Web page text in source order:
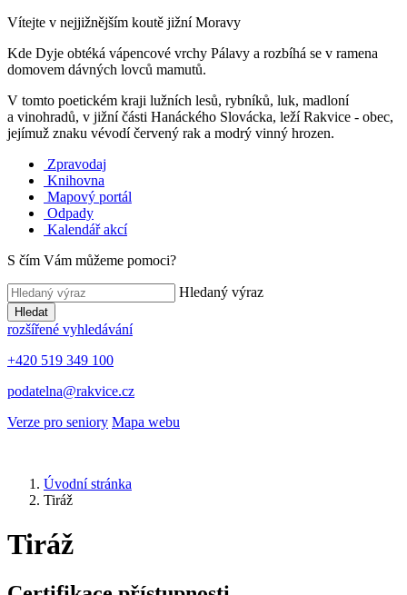
Vítejte v nejjižnějším koutě jižní Moravy
Kde Dyje obtéká vápencové vrchy Pálavy a rozbíhá se v ramena
domovem dávných lovců mamutů.
V tomto poetickém kraji lužních lesů, rybníků, luk, madloní
a vinohradů, v jižní části Hanáckého Slovácka, leží Rakvice - obec,
jejímuž znaku vévodí červený rak a modrý vinný hrozen.
Zpravodaj
Knihovna
Mapový portál
Odpady
Kalendář akcí
S čím Vám můžeme pomoci?
Hledaný výraz
Hledat
rozšířené vyhledávání
+420 519 349 100
podatelna@rakvice.cz
Verze pro seniory Mapa webu
Úvodní stránka
Tiráž
Tiráž